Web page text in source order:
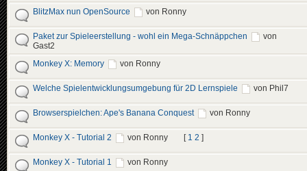
BlitzMax nun OpenSource
von Ronny
Paket zur Spieleerstellung - wohl ein Mega-Schnäppchen
von
Gast2
Monkey X: Memory
von Ronny
Welche Spielentwicklungsumgebung für 2D Lernspiele von Phil7
Browserspielchen: Ape's Banana Conquest von Ronny
Monkey X - Tutorial 2 von Ronny [ 1 2 ]
Monkey X - Tutorial 1 von Ronny